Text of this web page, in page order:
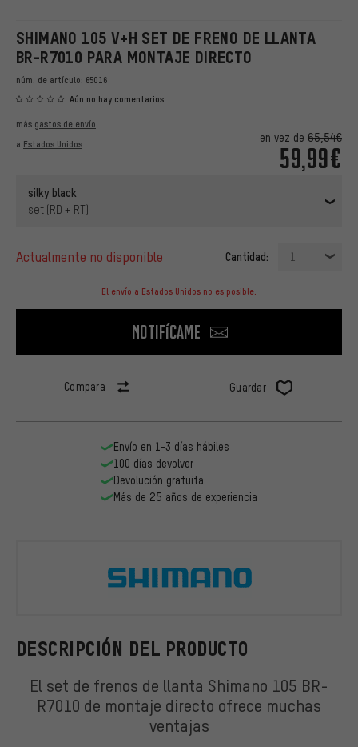
SHIMANO 105 V+H SET DE FRENO DE LLANTA
BR-R7010 PARA MONTAJE DIRECTO
núm. de artículo: 65016
Aún no hay comentarios
en vez de 65,54€
59,99€
más gastos de envío
a Estados Unidos
silky black
set (RD + RT)
actualmente no disponible Cantidad: 1
El envío a Estados Unidos no es posible.
Notifícame
Compara Guardar
DESCRIPCIÓN DEL PRODUCTO
El set de frenos de llanta Shimano 105 BR-
R7010 de montaje directo ofrece muchas
ventajas
Envío en 1-3 días hábiles
100 días devolver
Devolución gratuita
Más de 25 años de experiencia
Shimano